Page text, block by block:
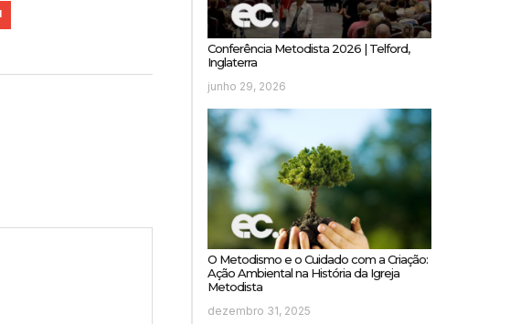
Conferência Metodista 2026 | Telford,
Inglaterra
junho 29, 2026
O Metodismo e o Cuidado com a Criação:
Ação Ambiental na História da Igreja
Metodista
dezembro 31, 2025